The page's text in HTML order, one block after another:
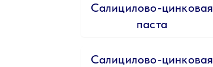
Салицилово-цинковая
паста
Салицилово-цинковая